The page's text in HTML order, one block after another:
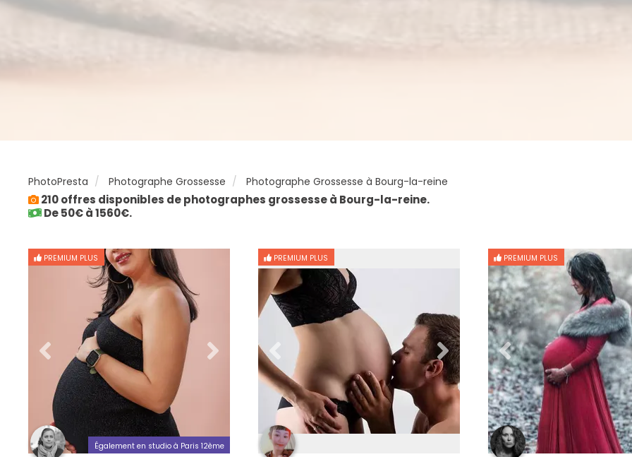
PhotoPresta Photographe Grossesse Photographe Grossesse à Bourg-la-reine
210 offres disponibles de photographes grossesse à Bourg-la-reine.
De 50€ à 1560€.
PREMIUM PLUS
Également en studio à Paris 12ème
PREMIUM PLUS PREMIUM PLUS